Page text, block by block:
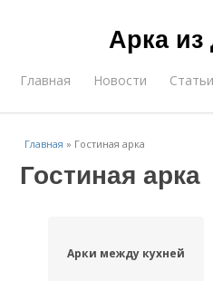
Арка из
Главная Новости Статьи
Главная » Гостиная арка
Гостиная арка
Арки между кухней